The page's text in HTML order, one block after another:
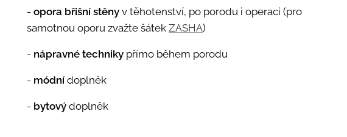
-opora břišní stěnyv těhotenství, po porodu i operaci (pro
samotnou oporu zvažte šátekZASHA)
- nápravné techniky přímo během porodu
- módní doplněk
- bytový doplněk